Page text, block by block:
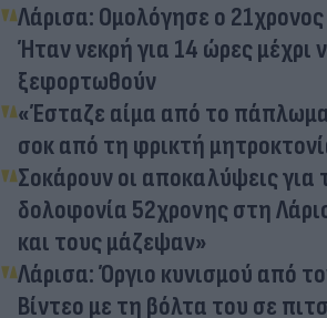
Λάρισα: Ομολόγησε ο
Ήταν νεκρή για 14 ώρες μέχρι
ξεφορτωθούν
«Έσταζε αίμα από το
σοκ από τη φρικτή
Σοκάρουν οι αποκαλύψεις για
δολοφονία 52χρονης στη
και τους μάζεψαν»
Λάρισα: Όργιο κυνισμού από
Βίντεο με τη βόλτα του σε